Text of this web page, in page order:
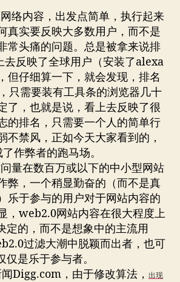
络内容，出发点简单，执行起来
真实要反映大多数用户，而不是
常头痛的问题。总是被拿来说排
反映了全球用户（安装了alexa
但仔细算一下，就会发现，排名
只需要装有工具条的浏览器几十
了，也就是说，看上去反映了很
的排名，只需要一个人的简单行
不禁风，正如今天大家看到的，
作弊者的跑马场。
量在数百万或以下的中小型网站
弊，一个稍显勤奋的（而不是真
乐于参与的用户对于网站内容的
，web2.0网站内容在很大程度上
定的，而不是想象中的主流用
过滤大潮中脱颖而出者，也可
仅是乐于参与者。
Digg.com，由于修改算法， 出现